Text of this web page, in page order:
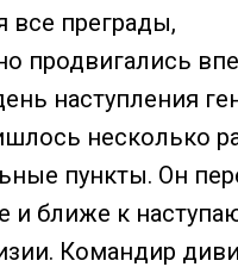
все преграды,
продвигались
наступления
несколько
пункты. Он
и ближе к
Командир